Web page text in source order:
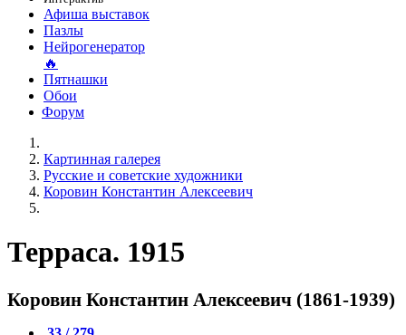
Афиша выставок
Пазлы
Нейрогенератор
🔥
Пятнашки
Обои
Форум
Картинная галерея
Русские и советские художники
Коровин Константин Алексеевич
Терраса. 1915
Коровин Константин Алексеевич (1861-1939)